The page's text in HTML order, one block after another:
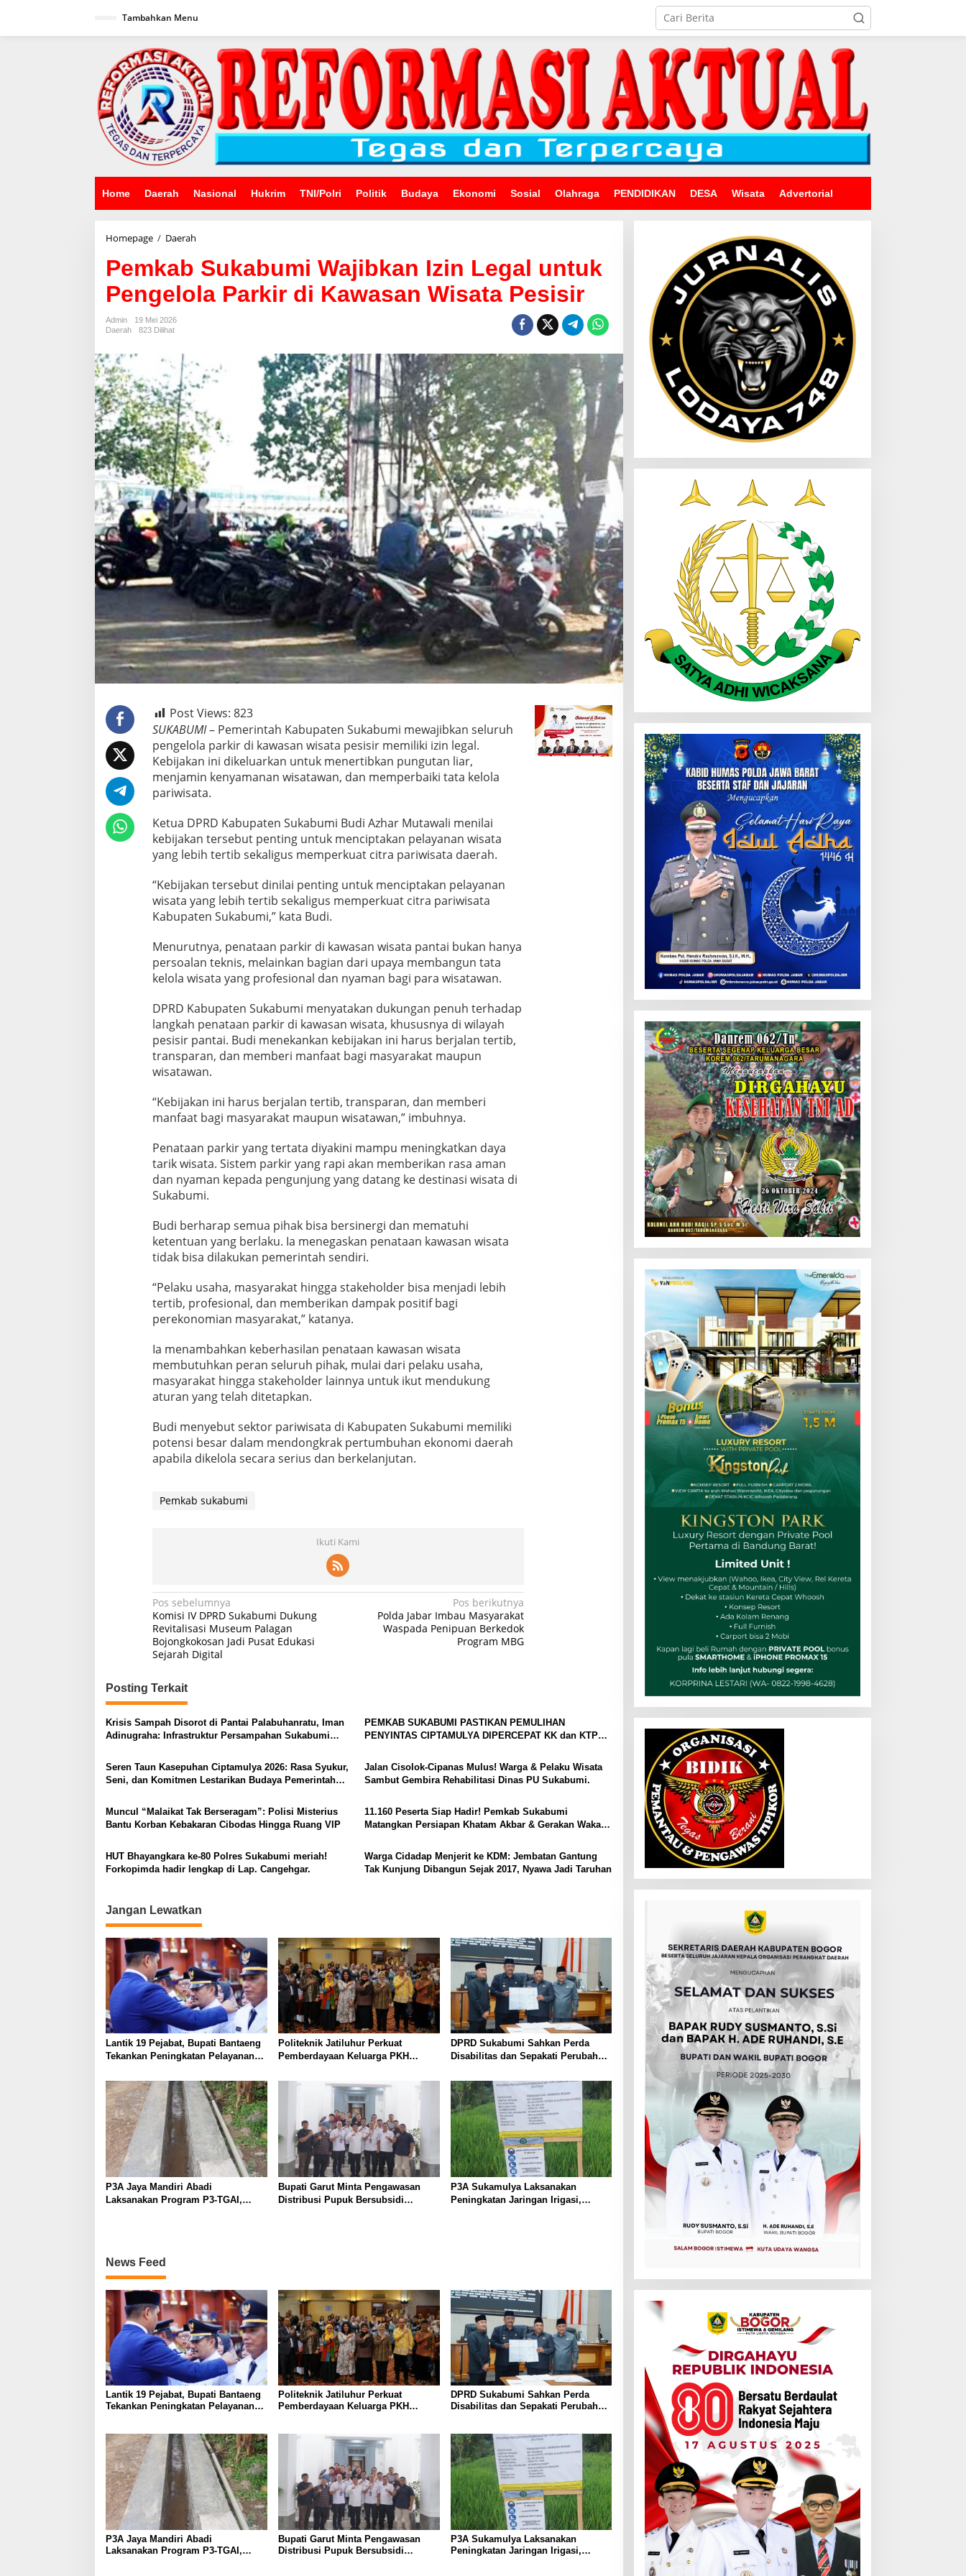
Tambahkan Menu
Home Daerah Nasional Hukrim TNI/Polri Politik Budaya Ekonomi Sosial Olahraga PENDIDIKAN DESA Wisata Advertorial
Homepage / Daerah
Wajibkan
Izin
Legal
untuk
Wisata
Pesisir
Pemkab Sukabumi Wajibkan Izin Legal untuk
Pengelola Parkir di Kawasan Wisata Pesisir
Admin
19 Mei 2026
Daerah
823 Dilihat
Post Views: 823
SUKABUMI– Pemerintah Kabupaten Sukabumi mewajibkan seluruh
pengelola parkir di kawasan wisata pesisir memiliki izin legal.
Kebijakan ini dikeluarkan untuk menertibkan pungutan liar,
menjamin kenyamanan wisatawan, dan memperbaiki tata kelola
pariwisata.
Ketua DPRD Kabupaten Sukabumi Budi Azhar Mutawali menilai
kebijakan tersebut penting untuk menciptakan pelayanan wisata
yang lebih tertib sekaligus memperkuat citra pariwisata daerah.
“Kebijakan tersebut dinilai penting untuk menciptakan pelayanan
wisata yang lebih tertib sekaligus memperkuat citra pariwisata
Kabupaten Sukabumi,” kata Budi.
Menurutnya, penataan parkir di kawasan wisata pantai bukan hanya
persoalan teknis, melainkan bagian dari upaya membangun tata
kelola wisata yang profesional dan nyaman bagi para wisatawan.
DPRD Kabupaten Sukabumi menyatakan dukungan penuh terhadap
langkah penataan parkir di kawasan wisata, khususnya di wilayah
pesisir pantai. Budi menekankan kebijakan ini harus berjalan tertib,
transparan, dan memberi manfaat bagi masyarakat maupun
wisatawan.
“Kebijakan ini harus berjalan tertib, transparan, dan memberi
manfaat bagi masyarakat maupun wisatawan,” imbuhnya.
Penataan parkir yang tertata diyakini mampu meningkatkan daya
tarik wisata. Sistem parkir yang rapi akan memberikan rasa aman
dan nyaman kepada pengunjung yang datang ke destinasi wisata di
Sukabumi.
Budi berharap semua pihak bisa bersinergi dan mematuhi
ketentuan yang berlaku. Ia menegaskan penataan kawasan wisata
tidak bisa dilakukan pemerintah sendiri.
“Pelaku usaha, masyarakat hingga stakeholder bisa menjadi lebih
tertib, profesional, dan memberikan dampak positif bagi
perekonomian masyarakat,” katanya.
Ia menambahkan keberhasilan penataan kawasan wisata
membutuhkan peran seluruh pihak, mulai dari pelaku usaha,
masyarakat hingga stakeholder lainnya untuk ikut mendukung
aturan yang telah ditetapkan.
Budi menyebut sektor pariwisata di Kabupaten Sukabumi memiliki
potensi besar dalam mendongkrak pertumbuhan ekonomi daerah
apabila dikelola secara serius dan berkelanjutan.
Pemkab sukabumi
Ikuti Kami
Navigasi
pos
Pos sebelumnya
Komisi IV DPRD Sukabumi Dukung
Revitalisasi Museum Palagan
Bojongkokosan Jadi Pusat Edukasi
Sejarah Digital
Pos berikutnya
Polda Jabar Imbau Masyarakat
Waspada Penipuan Berkedok
Program MBG‎
Posting Terkait
Krisis Sampah Disorot di Pantai Palabuhanratu, Iman
Adinugraha: Infrastruktur Persampahan Sukabumi
PEMKAB SUKABUMI PASTIKAN PEMULIHAN
PENYINTAS CIPTAMULYA DIPERCEPAT KK dan KTP
Tunggu Keputusan Adat
Seren Taun Kasepuhan Ciptamulya 2026: Rasa Syukur,
Seni, dan Komitmen Lestarikan Budaya Pemerintah
Jalan Cisolok-Cipanas Mulus! Warga & Pelaku Wisata
Sambut Gembira Rehabilitasi Dinas PU Sukabumi.
Muncul “Malaikat Tak Berseragam”: Polisi Misterius
Bantu Korban Kebakaran Cibodas Hingga Ruang VIP
11.160 Peserta Siap Hadir! Pemkab Sukabumi
Matangkan Persiapan Khatam Akbar & Gerakan Wakaf 1
HUT Bhayangkara ke-80 Polres Sukabumi meriah!
Forkopimda hadir lengkap di Lap. Cangehgar.
Warga Cidadap Menjerit ke KDM: Jembatan Gantung
Tak Kunjung Dibangun Sejak 2017, Nyawa Jadi Taruhan
Jangan Lewatkan
Lantik 19 Pejabat, Bupati Bantaeng
Tekankan Peningkatan Pelayanan
Politeknik Jatiluhur Perkuat
Pemberdayaan Keluarga PKH
DPRD Sukabumi Sahkan Perda
Disabilitas dan Sepakati Perubahan
P3A Jaya Mandiri Abadi
Laksanakan Program P3-TGAI,
Bupati Garut Minta Pengawasan
Distribusi Pupuk Bersubsidi
P3A Sukamulya Laksanakan
Peningkatan Jaringan Irigasi,
News Feed
Lantik 19 Pejabat, Bupati Bantaeng
Tekankan Peningkatan Pelayanan
Politeknik Jatiluhur Perkuat
Pemberdayaan Keluarga PKH
DPRD Sukabumi Sahkan Perda
Disabilitas dan Sepakati Perubahan
P3A Jaya Mandiri Abadi
Laksanakan Program P3-TGAI,
Bupati Garut Minta Pengawasan
Distribusi Pupuk Bersubsidi
P3A Sukamulya Laksanakan
Peningkatan Jaringan Irigasi,